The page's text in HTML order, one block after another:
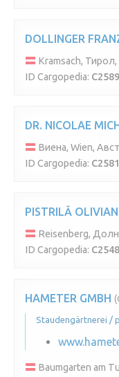
DOLLINGER
Kramsach,
ID Cargopedia:
DR. NICOLAE
Виена, Wien,
ID Cargopedia:
PISTRILǍ
Reisenberg,
ID Cargopedia:
HAMETER GMBH
Staudengärtnerei /
Baumgarten am